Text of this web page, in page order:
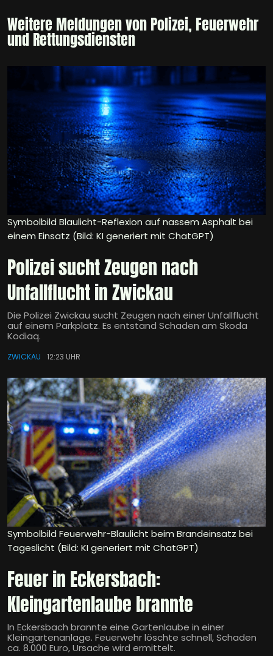
Weitere Meldungen von Polizei, Feuerwehr
und Rettungsdiensten
Symbolbild Blaulicht-Reflexion auf nassem Asphalt bei
einem Einsatz (Bild: KI generiert mit ChatGPT)
Polizei sucht Zeugen nach
Unfallflucht in Zwickau
Die Polizei Zwickau sucht Zeugen nach einer Unfallflucht
auf einem Parkplatz. Es entstand Schaden am Skoda
Kodiaq.
ZWICKAU 12:23 UHR
Symbolbild Feuerwehr-Blaulicht beim Brandeinsatz bei
Tageslicht (Bild: KI generiert mit ChatGPT)
Feuer in Eckersbach:
Kleingartenlaube brannte
In Eckersbach brannte eine Gartenlaube in einer
Kleingartenanlage. Feuerwehr löschte schnell, Schaden
ca. 8.000 Euro, Ursache wird ermittelt.